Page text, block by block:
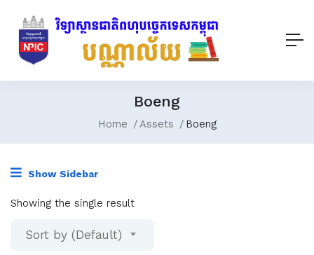
Boeng
Home Assets Boeng
Show Sidebar
Showing the single result
Sort by (Default)